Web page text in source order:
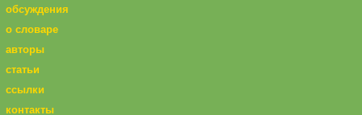
обсуждения
о словаре
авторы
статьи
ссылки
контакты